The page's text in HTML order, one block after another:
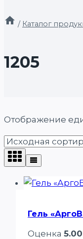
/ Каталог
1205
Отображение
Гель
Оценка 5.00